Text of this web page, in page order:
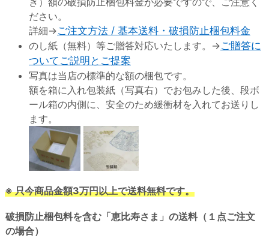
ださい。
詳細→ご注文方法 / 基本送料・破損防止梱包料金
のし紙（無料）等ご贈答対応いたします。→ご贈答に
ついてご説明とご提案
写真は当店の標準的な額の梱包です。
額を箱に入れ包装紙（写真右）でお包みした後、段ボ
ール箱の内側に、安全のため緩衝材を入れてお送りし
ます。
※ 只今商品金額3万円以上で送料無料です。
破損防止梱包料を含む「恵比寿さま」の送料（１点ご注文
の場合）